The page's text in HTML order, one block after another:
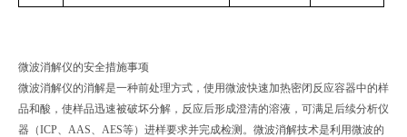
微波消解仪的安全措施事项
微波消解仪的消解是一种前处理方式，使用微波快速加热密闭反应容器中的样
品和酸，使样品迅速被破坏分解，反应后形成澄清的溶液，可满足后续分析仪
器（ICP、AAS、AES等）进样要求并完成检测。微波消解技术是利用微波的